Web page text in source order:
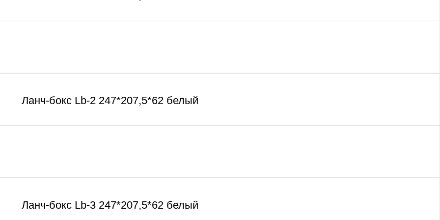
Ланч-бокс Lb-2 247*207,5*62 белый
Ланч-бокс Lb-3 247*207,5*62 белый